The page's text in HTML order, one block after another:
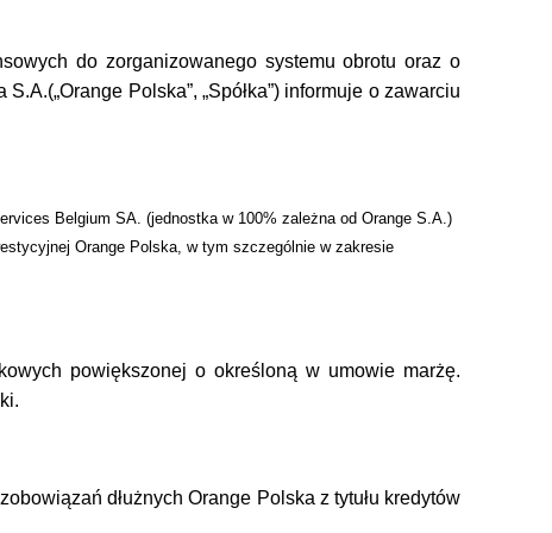
do zorganizowanego systemu obrotu oraz o
Polska”, „Spółka”) informuje o zawarciu
Belgium SA. (jednostka w 100% zależna od Orange S.A.)
Orange Polska, w tym szczególnie w zakresie
powiększonej o określoną w umowie marżę.
dłużnych Orange Polska z tytułu kredytów